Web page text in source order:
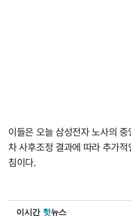
이들은 오늘 삼성전자 노사의
차 사후조정 결과에 따라 추가
침이다.
이시간 핫뉴스